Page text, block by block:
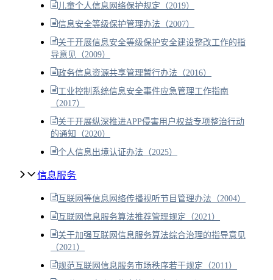
儿童个人信息网络保护规定（2019）
信息安全等级保护管理办法（2007）
关于开展信息安全等级保护安全建设整改工作的指
导意见（2009）
政务信息资源共享管理暂行办法（2016）
工业控制系统信息安全事件应急管理工作指南
（2017）
关于开展纵深推进APP侵害用户权益专项整治行动
的通知（2020）
个人信息出境认证办法（2025）
信息服务
互联网等信息网络传播视听节目管理办法（2004）
互联网信息服务算法推荐管理规定（2021）
关于加强互联网信息服务算法综合治理的指导意见
（2021）
规范互联网信息服务市场秩序若干规定（2011）